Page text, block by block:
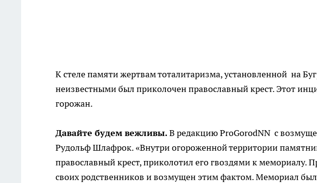
К стеле памяти жертвам тоталитаризма, установленной на
неизвестными был приколочен православный крест. Этот
горожан.
Давайте будем вежливы.В редакцию ProGorodNN с
Рудольф Шлафрок. «Внутри огороженной территории
православный крест, приколотил его гвоздями к мемориалу.
своих родственников и возмущен этим фактом. Мемориал